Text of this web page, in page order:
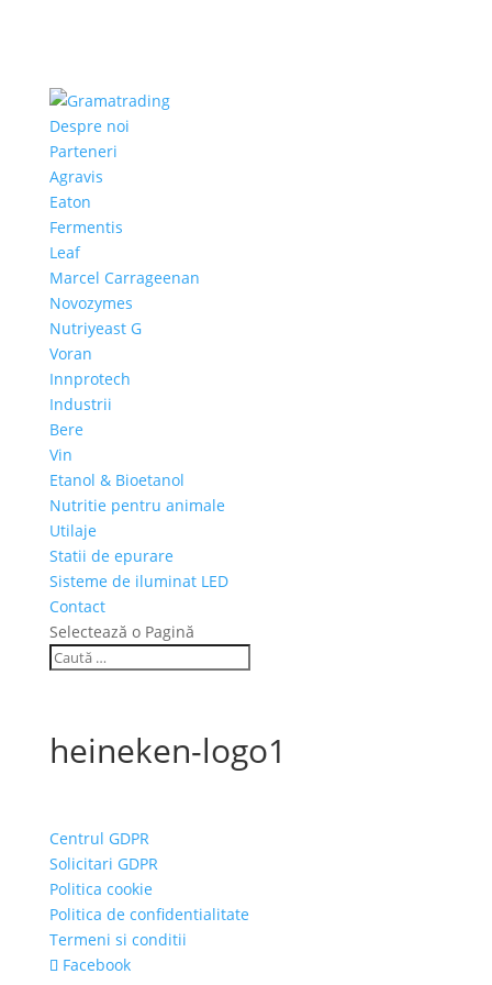
Despre noi
Parteneri
Agravis
Eaton
Fermentis
Leaf
Marcel Carrageenan
Novozymes
Nutriyeast G
Voran
Innprotech
Industrii
Bere
Vin
Etanol & Bioetanol
Nutritie pentru animale
Utilaje
Statii de epurare
Sisteme de iluminat LED
Contact
Selectează o Pagină
heineken-logo1
Centrul GDPR
Solicitari GDPR
Politica cookie
Politica de confidentialitate
Termeni si conditii
Facebook